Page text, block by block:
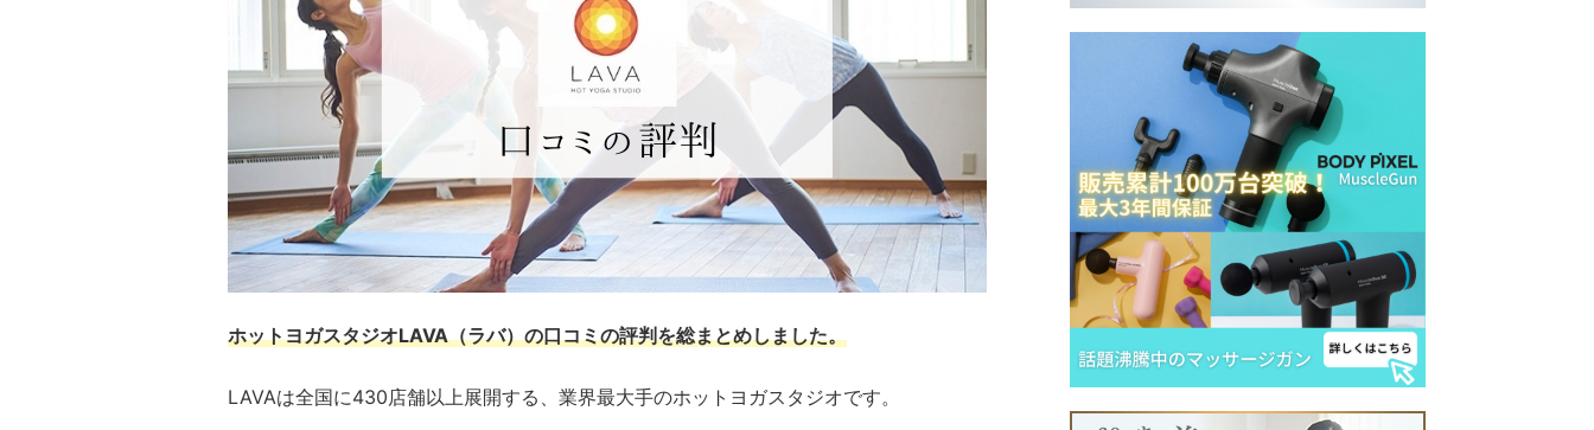
ホットヨガスタジオLAVA（ラバ）の口コミの評判を総まとめしました。
LAVAは全国に430店舗以上展開する、業界最大手のホットヨガスタジオです。